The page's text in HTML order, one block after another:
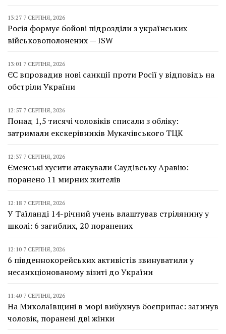
13:27 7 СЕРПНЯ, 2026
Росія формує бойові підрозділи з українських
військовополонених — ISW
13:01 7 СЕРПНЯ, 2026
ЄС впровадив нові санкції проти Росії у відповідь на
обстріли України
12:57 7 СЕРПНЯ, 2026
Понад 1,5 тисячі чоловіків списали з обліку:
затримали екскерівників Мукачівського ТЦК
12:37 7 СЕРПНЯ, 2026
Єменські хусити атакували Саудівську Аравію:
поранено 11 мирних жителів
12:18 7 СЕРПНЯ, 2026
У Таїланді 14-річний учень влаштував стрілянину у
школі: 6 загиблих, 20 поранених
12:10 7 СЕРПНЯ, 2026
6 південнокорейських активістів звинуватили у
несанкціонованому візиті до України
11:40 7 СЕРПНЯ, 2026
На Миколаївщині в морі вибухнув боєприпас: загинув
чоловік, поранені дві жінки